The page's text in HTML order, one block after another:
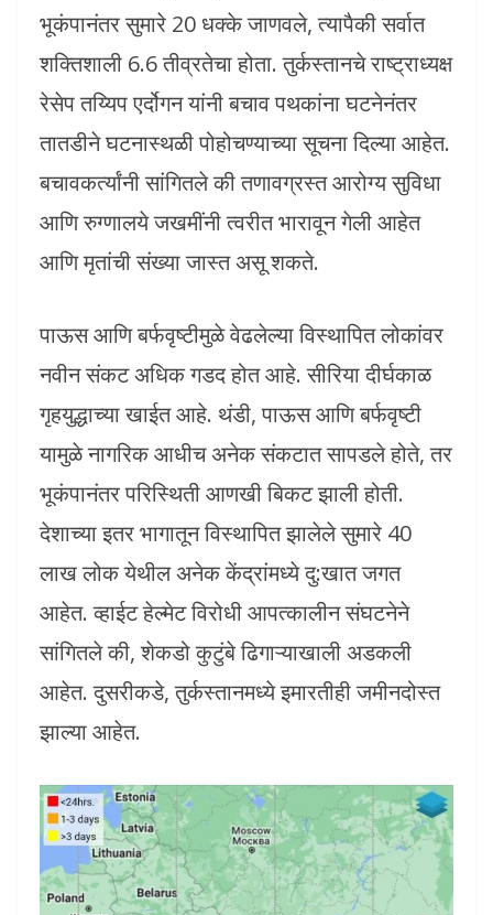
भूकंपानंतर सुमारे 20 धक्के जाणवले, त्यापैकी सर्वात
शक्तिशाली 6.6 तीव्रतेचा होता. तुर्कस्तानचे राष्ट्राध्यक्ष
रेसेप तय्यिप एर्दोगन यांनी बचाव पथकांना घटनेनंतर
तातडीने घटनास्थळी पोहोचण्याच्या सूचना दिल्या आहेत.
बचावकर्त्यांनी सांगितले की तणावग्रस्त आरोग्य सुविधा
आणि रुग्णालये जखमींनी त्वरीत भारावून गेली आहेत
आणि मृतांची संख्या जास्त असू शकते.
पाऊस आणि बर्फवृष्टीमुळे वेढलेल्या विस्थापित लोकांवर
नवीन संकट अधिक गडद होत आहे. सीरिया दीर्घकाळ
गृहयुद्धाच्या खाईत आहे. थंडी, पाऊस आणि बर्फवृष्टी
यामुळे नागरिक आधीच अनेक संकटात सापडले होते, तर
भूकंपानंतर परिस्थिती आणखी बिकट झाली होती.
देशाच्या इतर भागातून विस्थापित झालेले सुमारे 40
लाख लोक येथील अनेक केंद्रांमध्ये दु:खात जगत
आहेत. व्हाईट हेल्मेट विरोधी आपत्कालीन संघटनेने
सांगितले की, शेकडो कुटुंबे ढिगाऱ्याखाली अडकली
आहेत. दुसरीकडे, तुर्कस्तानमध्ये इमारतीही जमीनदोस्त
झाल्या आहेत.